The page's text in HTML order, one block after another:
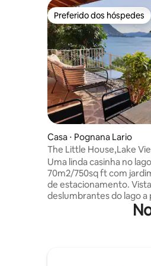
Preferido dos hóspedes
Preferido dos hóspedes
Casa ⋅ Pognana Lario
The Little House,Lake
privado e
Uma linda casinha no
70m2/750sq ft com
de estacionamento. Vistas
deslumbrantes do lago a
terraço e de todos os
cuidadosamente